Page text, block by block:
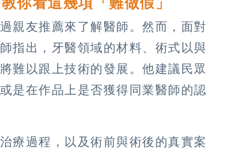
親友推薦來了解醫師。然而，面對
指出，牙醫領域的材料、術式以與
難以跟上技術的發展。他建議民眾
是在作品上是否獲得同業醫師的認
療過程，以及術前與術後的真實案